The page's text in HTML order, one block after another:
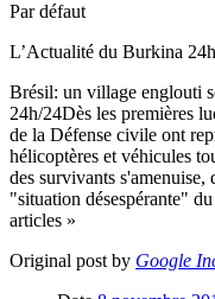
Par défaut
L’Actualité du Burkina
Brésil: un village englouti
24h/24Dès les premières
de la Défense civile ont
hélicoptères et véhicules
des survivants
"situation désespérante"
articles »
Original post by Google